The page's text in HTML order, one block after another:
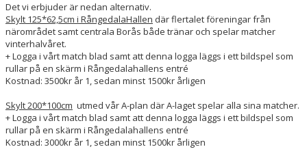
Det vi erbjuder är nedan alternativ.
Skylt 125*62,5cm i RångedalaHallen där flertalet föreningar från
närområdet samt centrala Borås både tränar och spelar matcher
vinterhalvåret.
+ Logga i vårt match blad samt att denna logga läggs i ett bildspel som
rullar på en skärm i Rångedalahallens entré
Kostnad: 3500kr år 1, sedan minst 1500kr årligen
Skylt 200*100cm utmed vår A-plan där A-laget spelar alla sina matcher.
+ Logga i vårt match blad samt att denna logga läggs i ett bildspel som
rullar på en skärm i Rångedalahallens entré
Kostnad: 3000kr år 1, sedan minst 1500kr årligen